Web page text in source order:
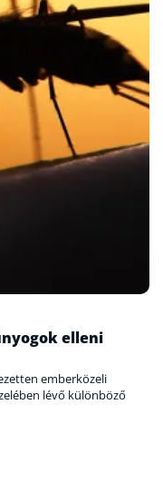
elleni
emberközeli
lévő különböző